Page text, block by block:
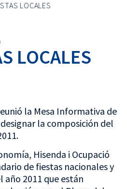
LOCALES
LOCALES
la Mesa Informativa de
la composición del
Hisenda i Ocupació
de fiestas nacionales y
año 2011 que están